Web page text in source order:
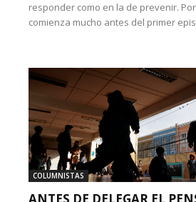
responder como en la de prevenir.
comienza mucho antes del primer
COLUMNISTAS